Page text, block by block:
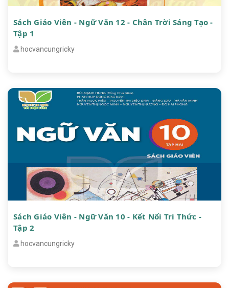
Sách Giáo Viên - Ngữ Văn 12 - Chân Trời Sáng Tạo -
Tập 1
hocvancungricky
Sách Giáo Viên - Ngữ Văn 10 - Kết Nối Tri Thức -
Tập 2
hocvancungricky